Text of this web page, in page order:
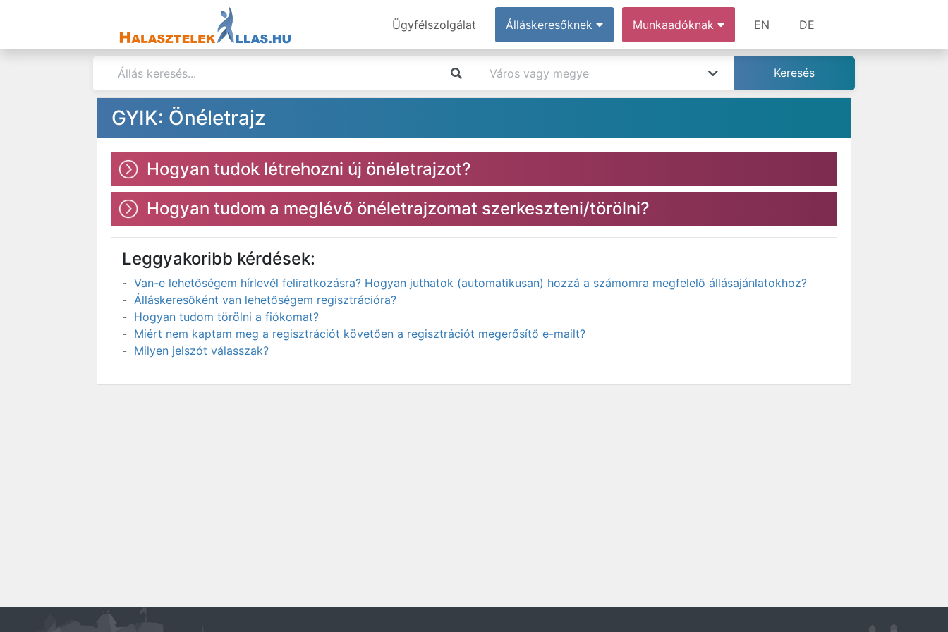
Ügyfélszolgálat Álláskeresőknek Munkaadóknak EN DE
GYIK: Önéletrajz
Hogyan tudok létrehozni új önéletrajzot?
Hogyan tudom a meglévő önéletrajzomat szerkeszteni/törölni?
Leggyakoribb kérdések:
Van-e lehetőségem hírlevél feliratkozásra? Hogyan juthatok (automatikusan) hozzá a számomra megfelelő állásajánlatokhoz?
Álláskeresőként van lehetőségem regisztrációra?
Hogyan tudom törölni a fiókomat?
Miért nem kaptam meg a regisztrációt követően a regisztrációt megerősítő e-mailt?
Milyen jelszót válasszak?